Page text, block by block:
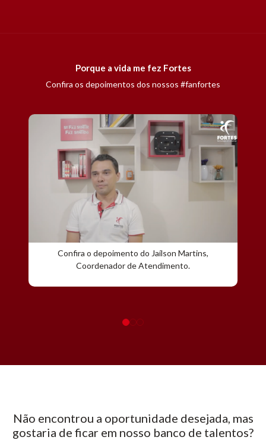
Porque a vida me fez Fortes
Confira os depoimentos dos nossos #fanfortes
Confira o depoimento do Jaílson Martins,
Coordenador de Atendimento.
Não encontrou a oportunidade desejada, mas
gostaria de ficar em nosso banco de talentos?